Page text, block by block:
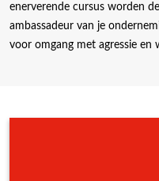
enerverende cursus worden
ambassadeur van je
voor omgang met agressie en